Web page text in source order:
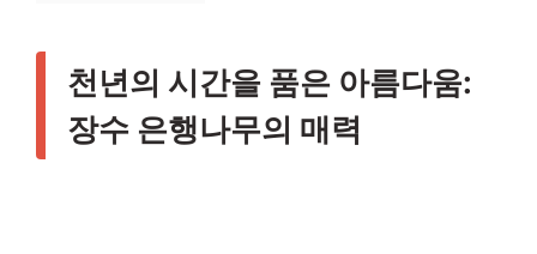
천년의 시간을 품은 아름다움:
장수 은행나무의 매력